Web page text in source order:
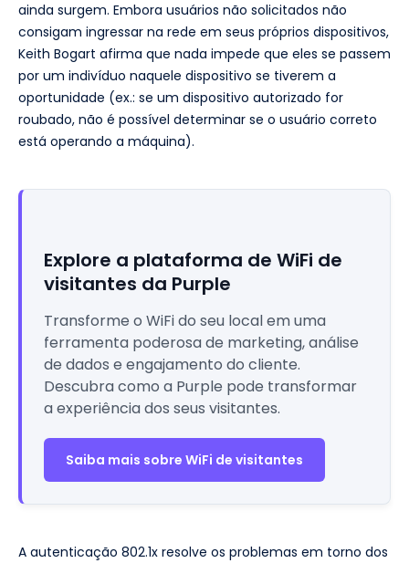
ainda surgem. Embora usuários não solicitados não
consigam ingressar na rede em seus próprios dispositivos,
Keith Bogart afirma que nada impede que eles se passem
por um indivíduo naquele dispositivo se tiverem a
oportunidade (ex.: se um dispositivo autorizado for
roubado, não é possível determinar se o usuário correto
está operando a máquina).
Explore a plataforma de WiFi de
visitantes da Purple
Transforme o WiFi do seu local em uma
ferramenta poderosa de marketing, análise
de dados e engajamento do cliente.
Descubra como a Purple pode transformar
a experiência dos seus visitantes.
Saiba mais sobre WiFi de visitantes
A autenticação 802.1x resolve os problemas em torno dos